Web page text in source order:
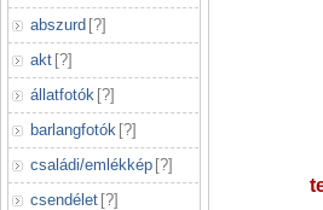
abszurd [?]
akt [?]
állatfotók [?]
barlangfotók [?]
családi/emlékkép [?]
csendélet [?]